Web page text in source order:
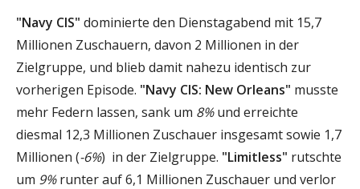
"Navy CIS" dominierte den Dienstagabend mit 15,7
Millionen Zuschauern, davon 2 Millionen in der
Zielgruppe, und blieb damit nahezu identisch zur
vorherigen Episode. "Navy CIS: New Orleans" musste
mehr Federn lassen, sank um 8%und erreichte
diesmal 12,3 Millionen Zuschauer insgesamt sowie 1,7
Millionen (-6%) in der Zielgruppe. "Limitless" rutschte
um 9%runter auf 6,1 Millionen Zuschauer und verlor